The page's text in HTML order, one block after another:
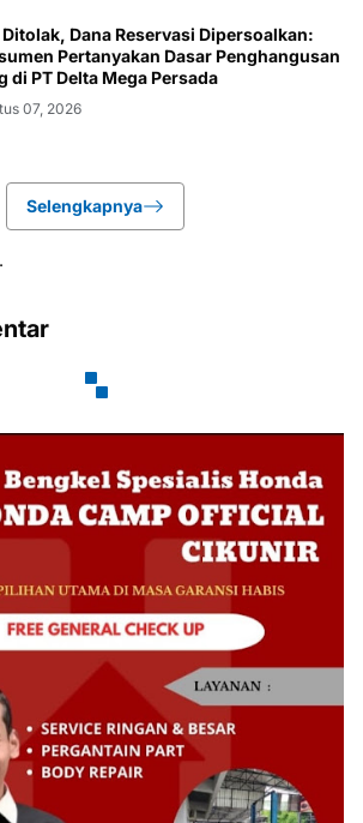
Ditolak, Dana Reservasi Dipersoalkan:
Pertanyakan Dasar Penghangusan
di PT Delta Mega Persada
07, 2026
Selengkapnya